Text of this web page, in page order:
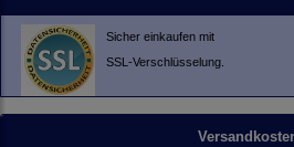
Sicher einkaufen mit
SSL-Verschlüsselung.